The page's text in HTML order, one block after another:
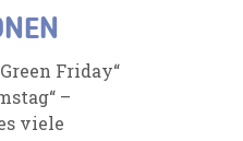
Friday“
–
viele